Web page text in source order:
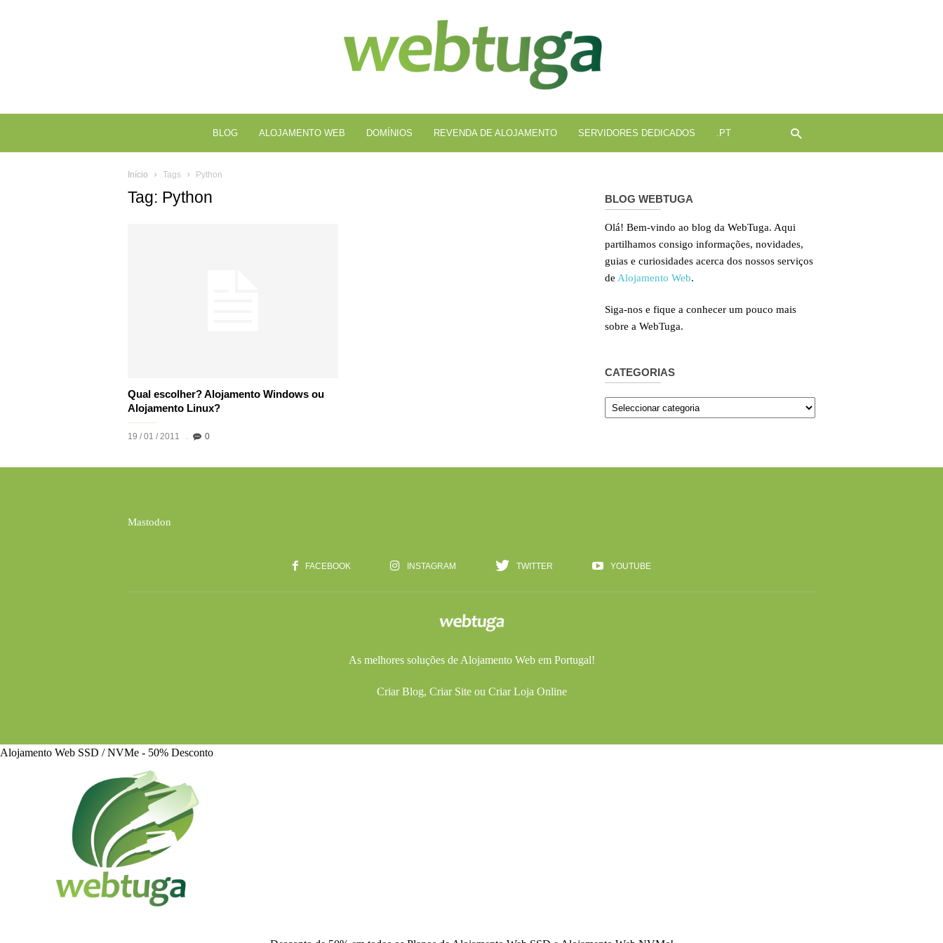
BLOG ALOJAMENTO WEB DOMÍNIOS REVENDA DE ALOJAMENTO SERVIDORES DEDICADOS .PT
Início Tags Python
Tag: Python
Qual escolher? Alojamento Windows ou
Alojamento Linux?
19 / 01 / 2011 0
BLOG WEBTUGA
Olá! Bem-vindo ao blog da WebTuga. Aqui
partilhamos consigo informações, novidades,
guias e curiosidades acerca dos nossos serviços
de Alojamento Web.
Siga-nos e fique a conhecer um pouco mais
sobre a WebTuga.
CATEGORIAS
Categorias
Mastodon
FACEBOOK INSTAGRAM TWITTER YOUTUBE
As melhores soluções de Alojamento Webem Portugal!
Criar Blog, Criar Siteou Criar Loja Online
Alojamento Web SSD / NVMe - 50% Desconto